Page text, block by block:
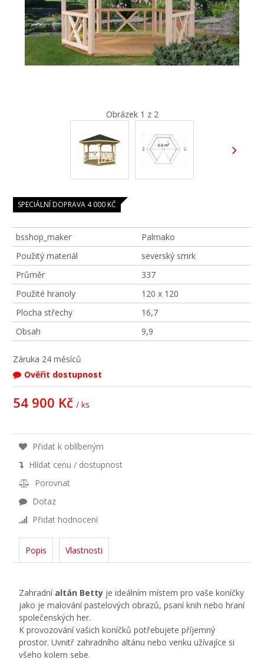
Obrázek 1 z 2
SPECIÁLNÍ DOPRAVA 4 000 KČ
bsshop_maker
Palmako
Použitý materiál
severský smrk
Průměr
337
Použité hranoly
120 x 120
Plocha střechy
16,7
Obsah
9,9
Záruka 24 měsíců
Ověřit dostupnost
54 900 Kč / ks
Přidat k oblíbeným
Hlídat cenu / dostupnost
Porovnat
Dotaz
Přidat hodnocení
Popis Vlastnosti
Zahradní altán Betty je ideálním místem pro vaše koníčky
jako je malování pastelových obrazů, psaní knih nebo hraní
společenských her.
K provozování vašich koníčků potřebujete příjemný
prostor. Uvnitř zahradního altánu nebo venku užívajíce si
všeho kolem sebe.